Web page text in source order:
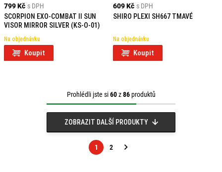
799 Kč s DPH
SCORPION EXO-COMBAT II SUN
VISOR MIRROR SILVER (KS-O-01)
Na objednávku
Koupit
609 Kč s DPH
SHIRO PLEXI SH667 TMAVÉ
Na objednávku
Koupit
Prohlédli jste si60z86produktů
ZOBRAZIT DALŠÍ PRODUKTY
1 2
Následující